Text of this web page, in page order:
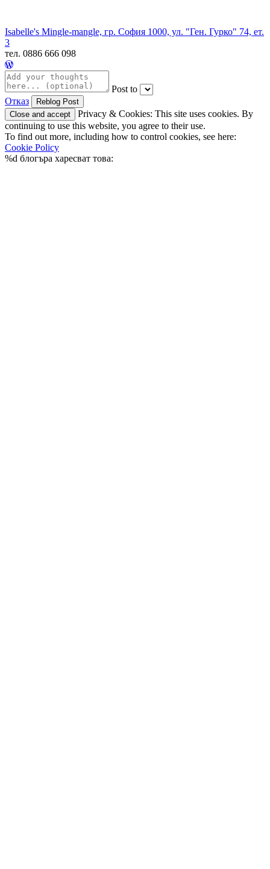
Isabelle's Mingle-mangle, гр. София 1000, ул. "Ген. Гурко" 74, ет.
3
тел. 0886 666 098
Post to
Отказ
Privacy & Cookies: This site uses cookies. By
continuing to use this website, you agree to their use.
To find out more, including how to control cookies, see here:
Cookie Policy
%d блогъра харесват това: